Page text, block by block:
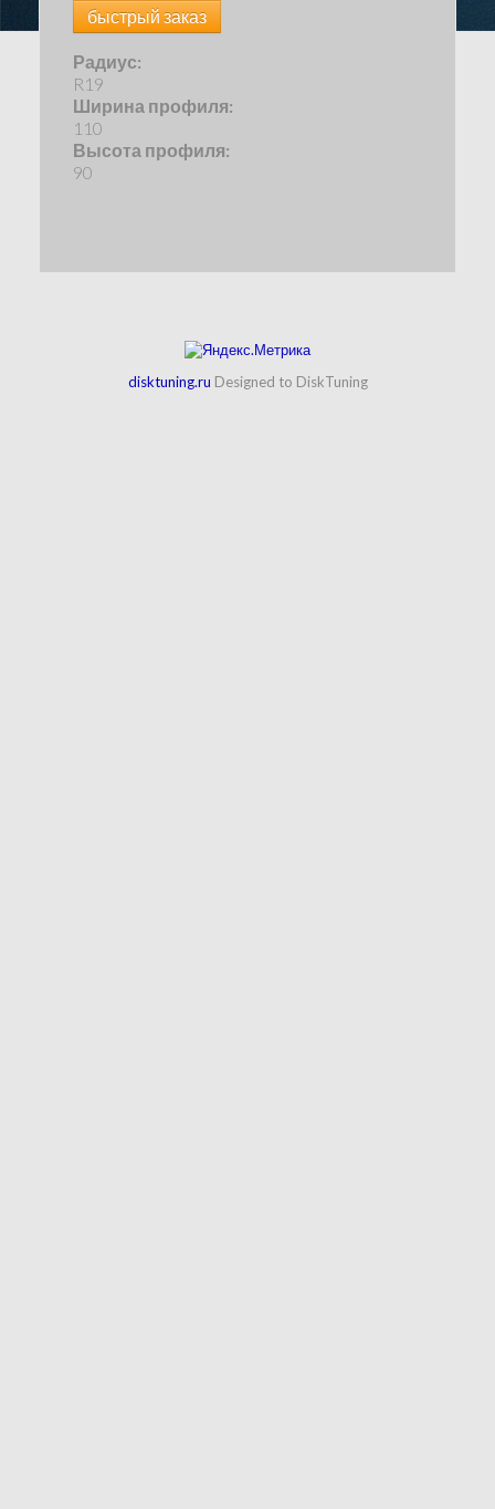
быстрый заказ
Радиус:
R19
Ширина профиля:
110
Высота профиля:
90
disktuning.ru Designed to DiskTuning